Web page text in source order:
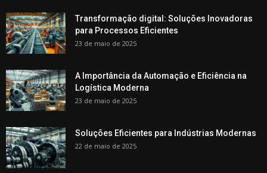
Transformação digital: Soluções Inovadoras
para Processos Eficientes
23 de maio de 2025
A Importância da Automação e Eficiência na
Logística Moderna
23 de maio de 2025
Soluções Eficientes para Indústrias Modernas
22 de maio de 2025